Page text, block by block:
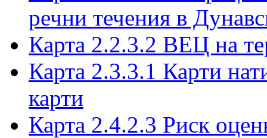
речни течения в
Карта 2.2.3.2 ВЕЦ на
Карта 2.3.3.1 Карти
карти
Карта 2.4.2.3 Риск